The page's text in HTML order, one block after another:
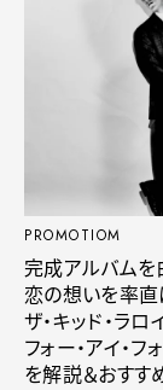
PROMOTIOM
完成アルバムを
恋の想いを率
ザ・キッド・ラロ
フォー・アイ・フ
を解説＆おすす